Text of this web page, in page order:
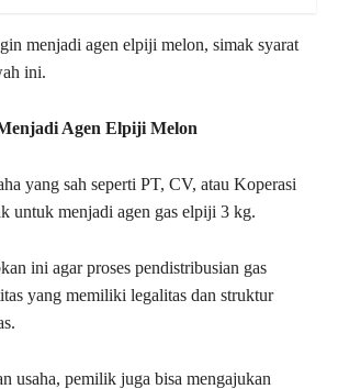
menjadi agen elpiji melon, simak syarat
ini.
Agen Elpiji Melon
yang sah seperti PT, CV, atau Koperasi
untuk menjadi agen gas elpiji 3 kg.
ini agar proses pendistribusian gas
yang memiliki legalitas dan struktur
usaha, pemilik juga bisa mengajukan